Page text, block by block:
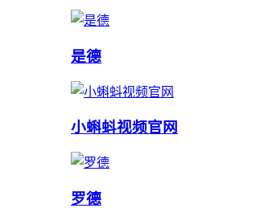
是德
小蝌蚪视频官网
罗德